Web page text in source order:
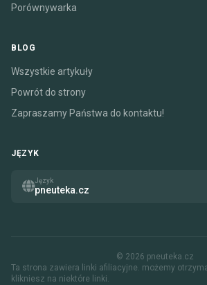
Porównywarka
BLOG
Wszystkie artykuły
Powrót do strony
Zapraszamy Państwa do kontaktu!
JĘZYK
Język
pneuteka.cz
© 2026 pneuteka.cz
Ta strona zawiera linki afiliacyjne. możemy
klikniesz na niektóre linki.